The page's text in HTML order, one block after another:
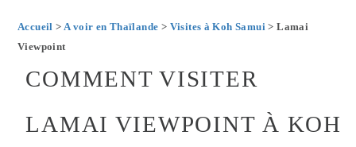
Accueil > A voir en Thaïlande > Visites à Koh Samui > Lamai
Viewpoint
COMMENT VISITER
LAMAI VIEWPOINT À KOH